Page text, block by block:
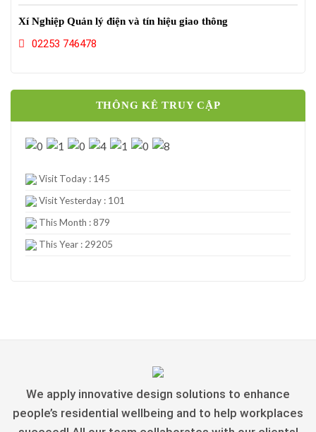
Xí Nghiệp Quản lý điện và tín hiệu giao thông
02253 746478
THÔNG KÊ TRUY CẬP
Visit Today : 145
Visit Yesterday : 101
This Month : 879
This Year : 29205
We apply innovative design solutions to enhance
people’s residential wellbeing and to help workplaces